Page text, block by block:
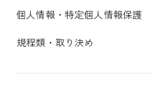
個人情報・特定個人情報保護
規程類・取り決め